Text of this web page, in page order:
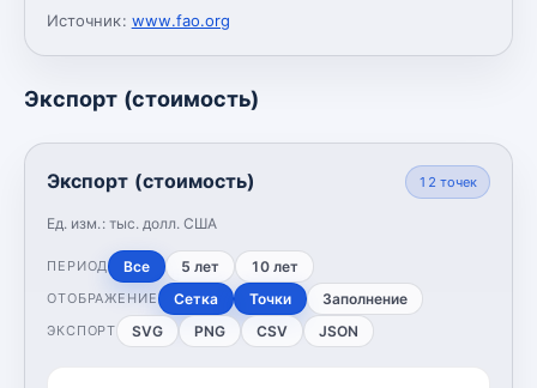
Источник: www.fao.org
Экспорт (стоимость)
Экспорт (стоимость)
Ед. изм.: тыс. долл. США
12 точек
ПЕРИОД Все 5 лет 10 лет
ОТОБРАЖЕНИЕ Сетка Точки Заполнение
ЭКСПОРТ SVG PNG CSV JSON